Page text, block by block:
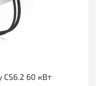
CS6.2 60 кВт